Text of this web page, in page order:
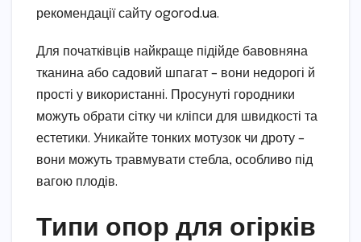
рекомендації сайту ogorod.ua.
Для початківців найкраще підійде бавовняна
тканина або садовий шпагат – вони недорогі й
прості у використанні. Просунуті городники
можуть обрати сітку чи кліпси для швидкості та
естетики. Уникайте тонких мотузок чи дроту –
вони можуть травмувати стебла, особливо під
вагою плодів.
Типи опор для огірків